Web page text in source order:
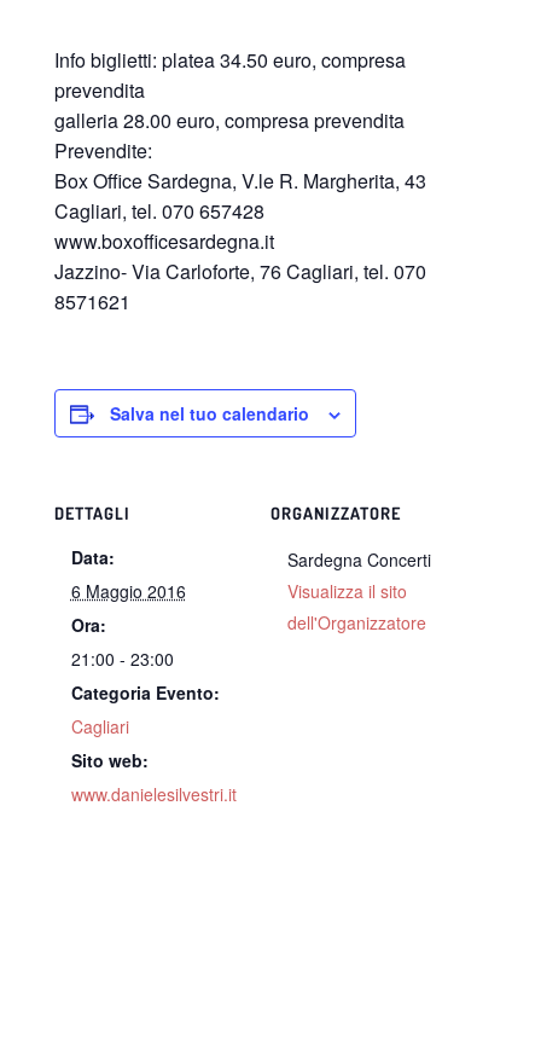
Info biglietti: platea 34.50 euro, compresa
prevendita
galleria 28.00 euro, compresa prevendita
Prevendite:
Box Office Sardegna, V.le R. Margherita, 43
Cagliari, tel. 070 657428
www.boxofficesardegna.it
Jazzino- Via Carloforte, 76 Cagliari, tel. 070
8571621
Salva nel tuo calendario
DETTAGLI
Data:
6 Maggio 2016
Ora:
21:00 - 23:00
Categoria Evento:
Cagliari
Sito web:
www.danielesilvestri.it
ORGANIZZATORE
Sardegna Concerti
Visualizza il sito
dell'Organizzatore